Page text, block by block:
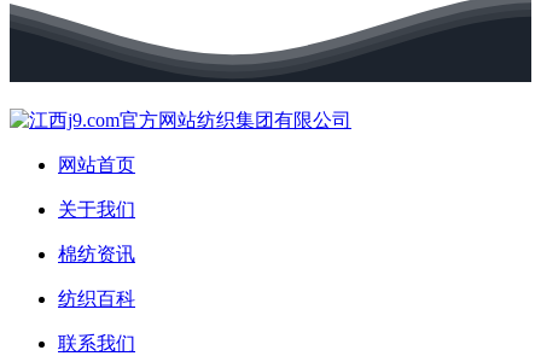
网站首页
关于我们
棉纺资讯
纺织百科
联系我们